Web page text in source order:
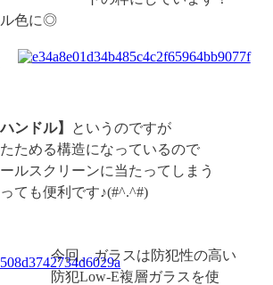
ル色に◎
ンドル】
というのですが
ためる構造になっているので
ルスクリーンに当たってしまう
ても便利です♪(#^.^#)
今回、ガラスは防犯性の高い
防犯Low‐E複層ガラスを使